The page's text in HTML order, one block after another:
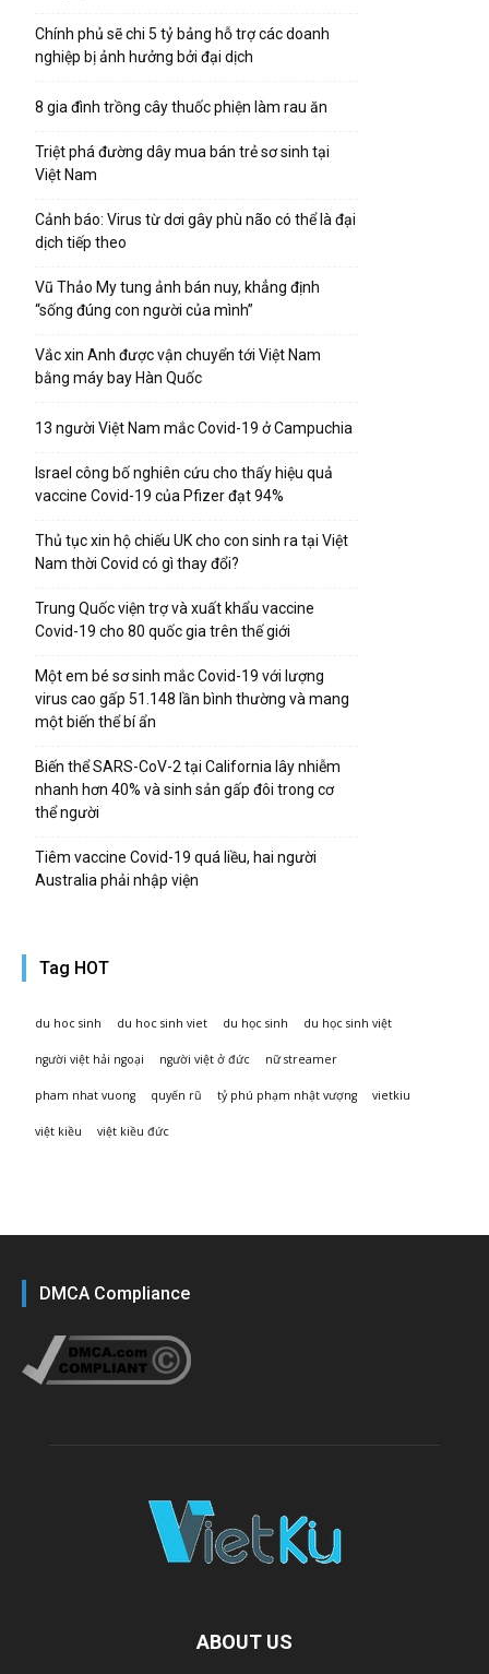
Chính phủ sẽ chi 5 tỷ bảng hỗ trợ các doanh
nghiệp bị ảnh hưởng bởi đại dịch
8 gia đình trồng cây thuốc phiện làm rau ăn
Triệt phá đường dây mua bán trẻ sơ sinh tại
Việt Nam
Cảnh báo: Virus từ dơi gây phù não có thể là đại
dịch tiếp theo
Vũ Thảo My tung ảnh bán nuy, khẳng định
“sống đúng con người của mình”
Vắc xin Anh được vận chuyển tới Việt Nam
bằng máy bay Hàn Quốc
13 người Việt Nam mắc Covid-19 ở Campuchia
Israel công bố nghiên cứu cho thấy hiệu quả
vaccine Covid-19 của Pfizer đạt 94%
Thủ tục xin hộ chiếu UK cho con sinh ra tại Việt
Nam thời Covid có gì thay đổi?
Trung Quốc viện trợ và xuất khẩu vaccine
Covid-19 cho 80 quốc gia trên thế giới
Một em bé sơ sinh mắc Covid-19 với lượng
virus cao gấp 51.148 lần bình thường và mang
một biến thể bí ẩn
Biến thể SARS-CoV-2 tại California lây nhiễm
nhanh hơn 40% và sinh sản gấp đôi trong cơ
thể người
Tiêm vaccine Covid-19 quá liều, hai người
Australia phải nhập viện
Tag HOT
du hoc sinh du hoc sinh viet du học sinh du học sinh việt
người việt hải ngoại người việt ở đức nữ streamer
pham nhat vuong quyến rũ tỷ phú phạm nhật vượng vietkiu
việt kiều việt kiều đức
DMCA Compliance
ABOUT US